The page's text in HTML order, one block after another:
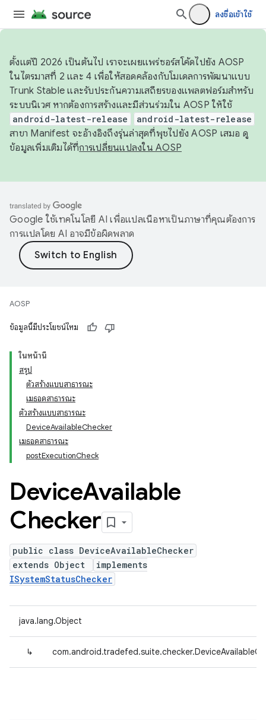
ลงชื่อเข้าใช้
ตั้งแต่ปี 2026 เป็นต้นไป เราจะเผยแพร่ซอร์สโค้ดไปยัง AOSP
ในไตรมาสที่ 2 และ 4 เพื่อให้สอดคล้องกับโมเดลการพัฒนาแบบ
Trunk Stable และรับประกันความเสถียรของแพลตฟอร์มสำหรับ
ระบบนิเวศ หากต้องการสร้างและมีส่วนร่วมใน AOSP ให้ใช้
android-latest-release android-latest-release
สาขา Manifest จะอ้างอิงถึงรุ่นล่าสุดที่พุชไปยัง AOSP เสมอ ดู
ข้อมูลเพิ่มเติมได้ที่การเปลี่ยนแปลงใน AOSP
Google ใช้เทคโนโลยี AI เพื่อแปลเนื้อหาเป็นภาษาที่คุณต้องการ
การแปลโดย AI อาจมีข้อผิดพลาด
AOSP
ข้อมูลนี้มีประโยชน์ไหม
ในหน้านี้
สรุป
ตัวสร้างแบบสาธารณะ
เมธอดสาธารณะ
ตัวสร้างแบบสาธารณะ
DeviceAvailableChecker
เมธอดสาธารณะ
postExecutionCheck
DeviceAvailable
Checker
public class DeviceAvailableChecker
extends Object
implements
ISystemStatusChecker
java.lang.Object
↳